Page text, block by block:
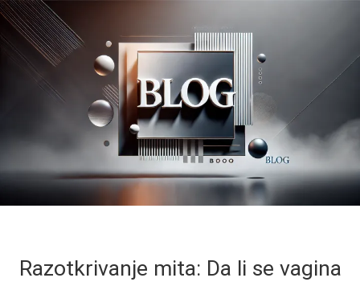
Razotkrivanje mita: Da li se vagina